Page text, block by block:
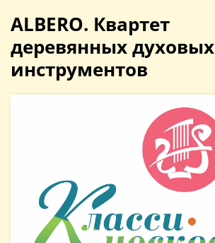
ALBERO. Квартет
деревянных духовых
инструментов